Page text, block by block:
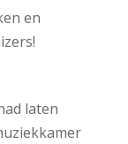
en
laten